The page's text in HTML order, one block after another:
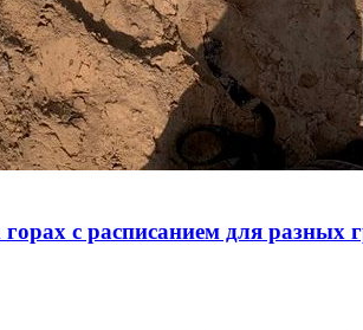
с расписанием для разных